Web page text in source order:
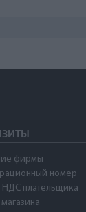
фирмы
номер
плательщика